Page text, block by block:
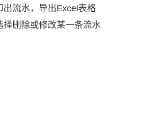
流水，导出Excel表格
删除或修改某一条流水